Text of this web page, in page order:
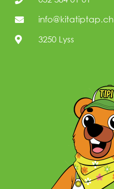
info@kitatiptap.ch
3250 Lyss